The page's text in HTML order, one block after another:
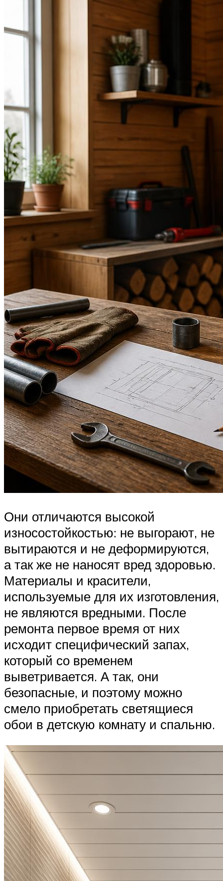
Они отличаются высокой
износостойкостью: не выгорают, не
вытираются и не деформируются,
а так же не наносят вред здоровью.
Материалы и красители,
используемые для их изготовления,
не являются вредными. После
ремонта первое время от них
исходит специфический запах,
который со временем
выветривается. А так, они
безопасные, и поэтому можно
смело приобретать светящиеся
обои в детскую комнату и спальню.